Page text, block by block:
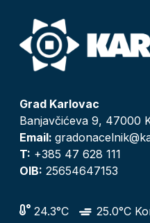
Grad Karlovac
Banjavčićeva 9, 47000
Email:
T: +385 47 628 111
OIB: 25654647153
24.3°C
25.0°C